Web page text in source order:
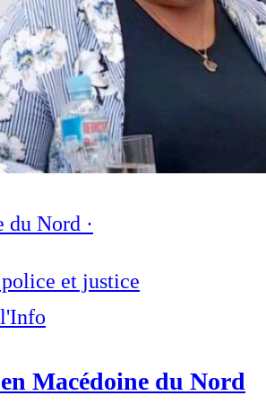
du Nord ·
et justice
Macédoine du Nord